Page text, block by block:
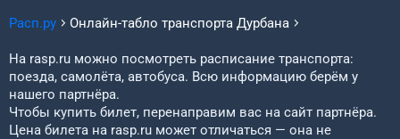
Расп.ру Онлайн-табло транспорта Дурбана
На rasp.ru можно посмотреть расписание транспорта:
поезда, самолёта, автобуса. Всю информацию берём у
нашего партнёра.
Чтобы купить билет, перенаправим вас на сайт партнёра.
Цена билета на rasp.ru может отличаться — она не